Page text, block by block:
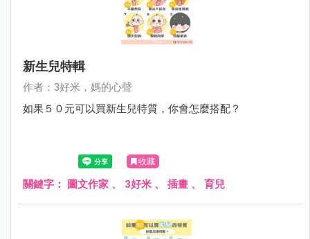
新生兒特輯
作者：3好米，媽的心聲
如果５０元可以買新生兒特質，你會怎麼搭配？
收藏
關鍵字： 圖文作家 、 3好米 、 插畫 、 育兒